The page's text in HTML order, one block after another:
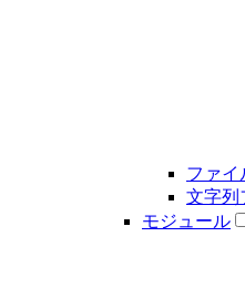
ファイ
文字列
モジュール